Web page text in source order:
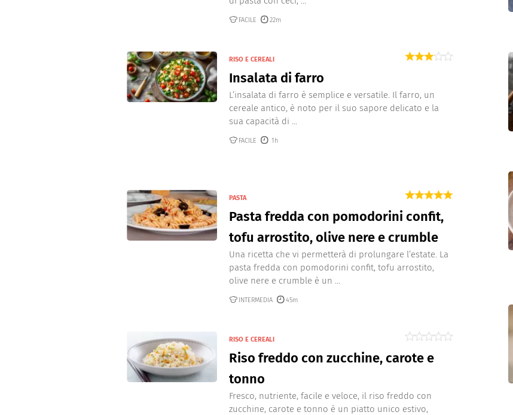
FACILE 22m
RISO E CEREALI
Insalata di farro
L’insalata di farro è semplice e versatile. Il farro, un
cereale antico, è noto per il suo sapore delicato e la
sua capacità di ...
FACILE 1h
PASTA
Pasta fredda con pomodorini confit,
tofu arrostito, olive nere e crumble
Una ricetta che vi permetterà di prolungare l’estate. La
pasta fredda con pomodorini confit, tofu arrostito,
olive nere e crumble è un ...
INTERMEDIA 45m
RISO E CEREALI
Riso freddo con zucchine, carote e
tonno
Fresco, nutriente, facile e veloce, il riso freddo con
zucchine, carote e tonno è un piatto unico estivo,